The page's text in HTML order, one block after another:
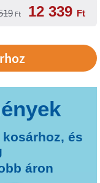
Ft 12 339 Ft
és
áron